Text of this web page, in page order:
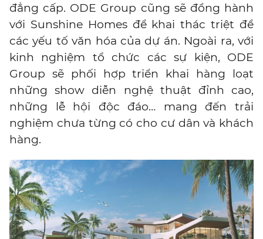
đẳng cấp. ODE Group cũng sẽ đồng hành
với Sunshine Homes để khai thác triệt để
các yếu tố văn hóa của dự án. Ngoài ra, với
kinh nghiệm tổ chức các sự kiện, ODE
Group sẽ phối hợp triển khai hàng loạt
những show diễn nghệ thuật đỉnh cao,
những lễ hội độc đáo… mang đến trải
nghiệm chưa từng có cho cư dân và khách
hàng.